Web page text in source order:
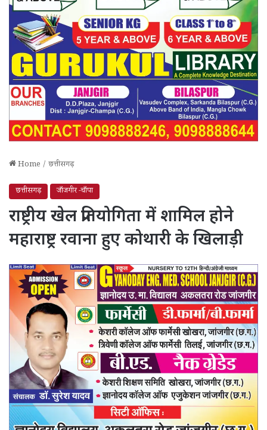
Home / छत्तीसगढ़
छत्तीसगढ़ जाँजगीर -चाँपा
राष्ट्रीय खेल प्रतियोगिता में शामिल होने
महाराष्ट्र रवाना हुए कोथारी के खिलाड़ी